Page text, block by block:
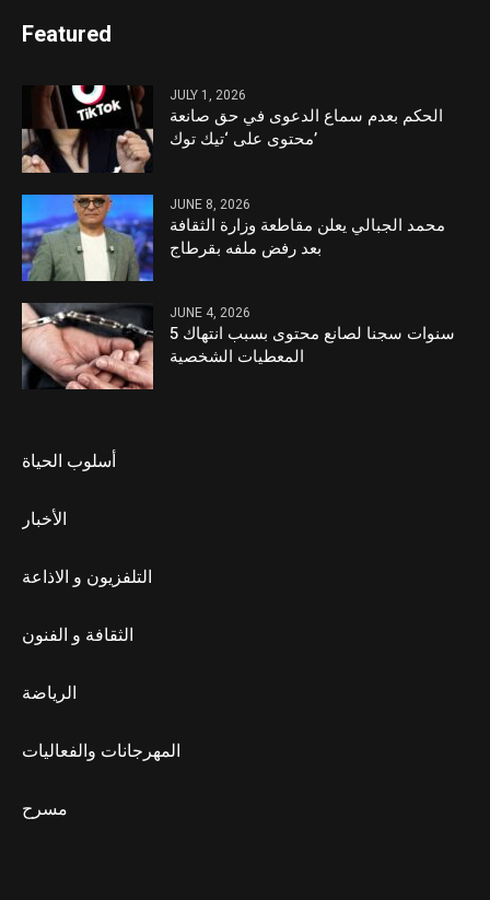
Featured
JULY 1, 2026
الحكم بعدم سماع الدعوى في حق صانعة
محتوى على ‘تيك توك’
JUNE 8, 2026
محمد الجبالي يعلن مقاطعة وزارة الثقافة
بعد رفض ملفه بقرطاج
JUNE 4, 2026
5 سنوات سجنا لصانع محتوى بسبب انتهاك
المعطيات الشخصية
أسلوب الحياة
الأخبار
التلفزيون و الاذاعة
الثقافة و الفنون
الرياضة
المهرجانات والفعاليات
مسرح